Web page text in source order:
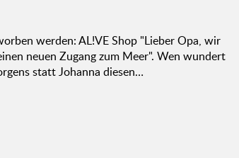
werden: AL!VE Shop "Lieber Opa, wir
neuen Zugang zum Meer". Wen wundert
statt Johanna diesen…